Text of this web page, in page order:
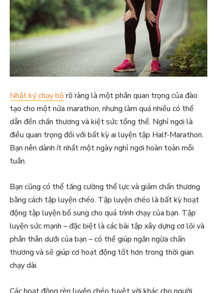
Nhật ký chạy bộrõ ràng là một phần quan trọng của đào
tạo cho một nửa marathon, nhưng làm quá nhiều có thể
dẫn đến chấn thương và kiệt sức tổng thể. Nghỉ ngơi là
điều quan trọng đối với bất kỳ ai luyện tập Half-Marathon.
Bạn nên dành ít nhất một ngày nghỉ ngơi hoàn toàn mỗi
tuần.
Bạn cũng có thể tăng cường thể lực và giảm chấn thương
bằng cách tập luyện chéo. Tập luyện chéo là bất kỳ hoạt
động tập luyện bổ sung cho quá trình chạy của bạn. Tập
luyện sức mạnh – đặc biệt là các bài tập xây dựng cơ lõi và
phần thân dưới của bạn – có thể giúp ngăn ngừa chấn
thương và sẽ giúp cơ hoạt động tốt hơn trong thời gian
chạy dài.